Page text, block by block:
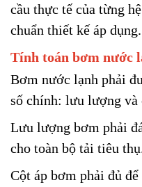
cầu thực tế của từng
chuẩn thiết kế áp dụng.
Tính toán bơm nước
Bơm nước lạnh phải
số chính: lưu lượng và
Lưu lượng bơm phải
cho toàn bộ tải tiêu
Cột áp bơm phải đủ